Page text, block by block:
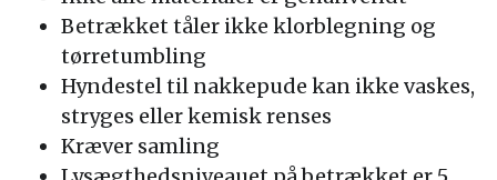
Betrækket tåler ikke klorblegning og
tørretumbling
Hyndestel til nakkepude kan ikke vaskes,
stryges eller kemisk renses
Kræver samling